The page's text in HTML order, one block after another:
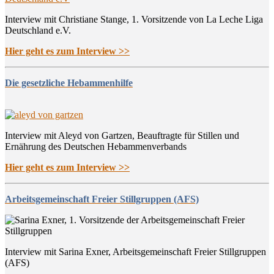
Interview mit Christiane Stange, 1. Vorsitzende von La Leche Liga
Deutschland e.V.
Hier geht es zum Interview >>
Die gesetzliche Hebammenhilfe
Interview mit Aleyd von Gartzen, Beauftragte für Stillen und
Ernährung des Deutschen Hebammenverbands
Hier geht es zum Interview >>
Arbeitsgemeinschaft Freier Stillgruppen (AFS)
Interview mit Sarina Exner, Arbeitsgemeinschaft Freier Stillgruppen
(AFS)